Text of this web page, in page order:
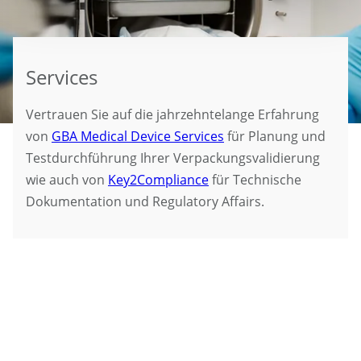
Services
Vertrauen Sie auf die jahrzehntelange Erfahrung
von GBA Medical Device Services für Planung und
Testdurchführung Ihrer Verpackungsvalidierung
wie auch von Key2Compliancefür Technische
Dokumentation und Regulatory Affairs.